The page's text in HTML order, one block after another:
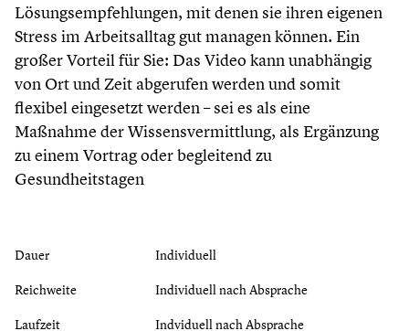
Lösungsempfehlungen, mit denen sie ihren eigenen
Stress im Arbeitsalltag gut managen können. Ein
großer Vorteil für Sie: Das Video kann unabhängig
von Ort und Zeit abgerufen werden und somit
flexibel eingesetzt werden – sei es als eine
Maßnahme der Wissensvermittlung, als Ergänzung
zu einem Vortrag oder begleitend zu
Gesundheitstagen
Dauer
Individuell
Reichweite
Individuell nach Absprache
Laufzeit
Indviduell nach Absprache